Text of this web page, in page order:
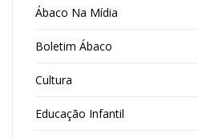
Ábaco Na Mídia
Boletim Ábaco
Cultura
Educação Infantil